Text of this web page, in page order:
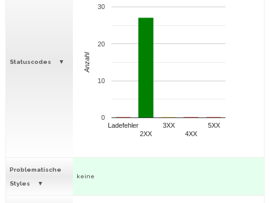
Statuscodes
Ladefehler
2XX
3XX
4XX
5XX
0
10
20
30
Anzahl
Problematische
Styles
keine